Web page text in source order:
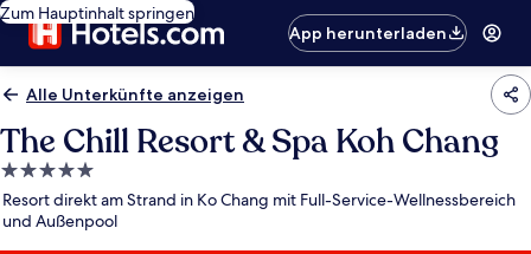
Zum Hauptinhalt springen
App herunterladen
Alle Unterkünfte anzeigen
The Chill Resort & Spa Koh Chang
5.0-
Sterne-
Unterkunft
Resort direkt am Strand in Ko Chang mit Full-Service-Wellnessbereich
und Außenpool